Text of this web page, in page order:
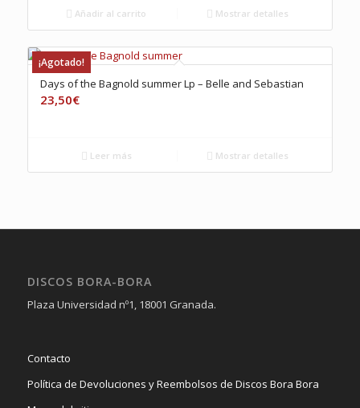
Añadir al carrito Mostrar detalles
¡Agotado!
Days of the Bagnold summer Lp – Belle and Sebastian
23,50€
Leer más Mostrar detalles
DISCOS BORA-BORA
Plaza Universidad nº1, 18001 Granada.
Contacto
Política de Devoluciones y Reembolsos de Discos Bora Bora